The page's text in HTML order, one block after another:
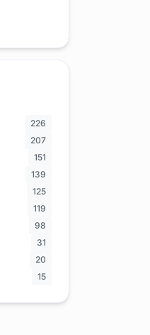
226
207
151
139
125
119
98
31
20
15